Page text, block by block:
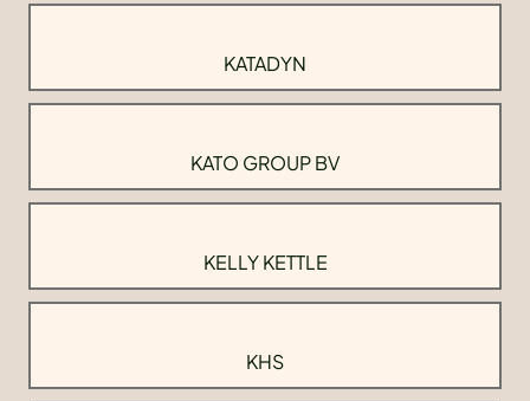
KATADYN
KATO GROUP BV
KELLY KETTLE
KHS